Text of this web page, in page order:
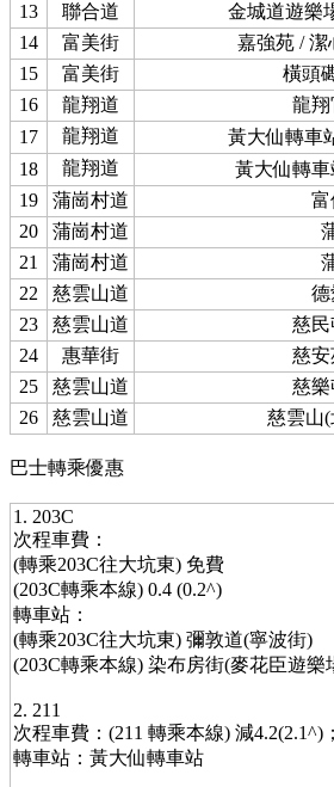
13
聯合道
金城道遊樂
14
富美街
嘉強苑 /
15
富美街
橫頭
16
龍翔道
龍
17
龍翔道
黃大仙轉車
18
龍翔道
黃大仙轉
19
蒲崗村道
富
20
蒲崗村道
21
蒲崗村道
22
慈雲山道
德
23
慈雲山道
慈
24
惠華街
慈安
25
慈雲山道
慈樂
26
慈雲山道 慈雲山
巴士轉乘優惠
1. 203C
次程車費：
(轉乘203C往大坑東) 免費
(203C轉乘本線) 0.4 (0.2^)
轉車站：
(轉乘203C往大坑東) 彌敦道(寧波街)
(203C轉乘本線) 染布房街(麥花臣遊
2. 211
次程車費：(211 轉乘本線) 減4.2(2.1^)
轉車站：黃大仙轉車站